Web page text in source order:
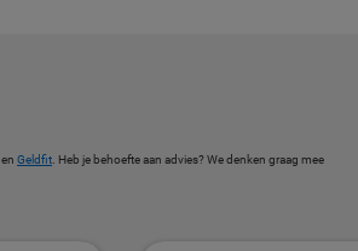
en Geldfit . Heb je behoefte aan advies? We denken graag mee